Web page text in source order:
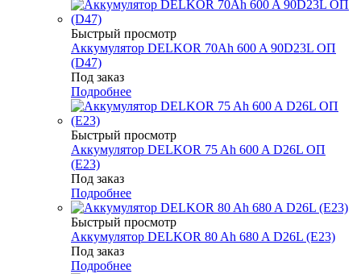
Быстрый просмотр
Аккумулятор DELKOR 70Ah 600 A 90D23L ОП
(D47)
Под заказ
Подробнее
Быстрый просмотр
Аккумулятор DELKOR 75 Ah 600 A D26L ОП
(E23)
Под заказ
Подробнее
Быстрый просмотр
Аккумулятор DELKOR 80 Ah 680 A D26L (E23)
Под заказ
Подробнее